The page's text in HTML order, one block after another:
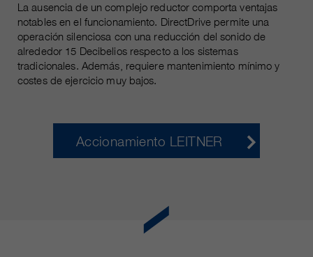
La ausencia de un complejo reductor comporta ventajas
notables en el funcionamiento. DirectDrive permite una
operación silenciosa con una reducción del sonido de
alrededor 15 Decibelios respecto a los sistemas
tradicionales. Además, requiere mantenimiento mínimo y
costes de ejercicio muy bajos.
Accionamiento LEITNER